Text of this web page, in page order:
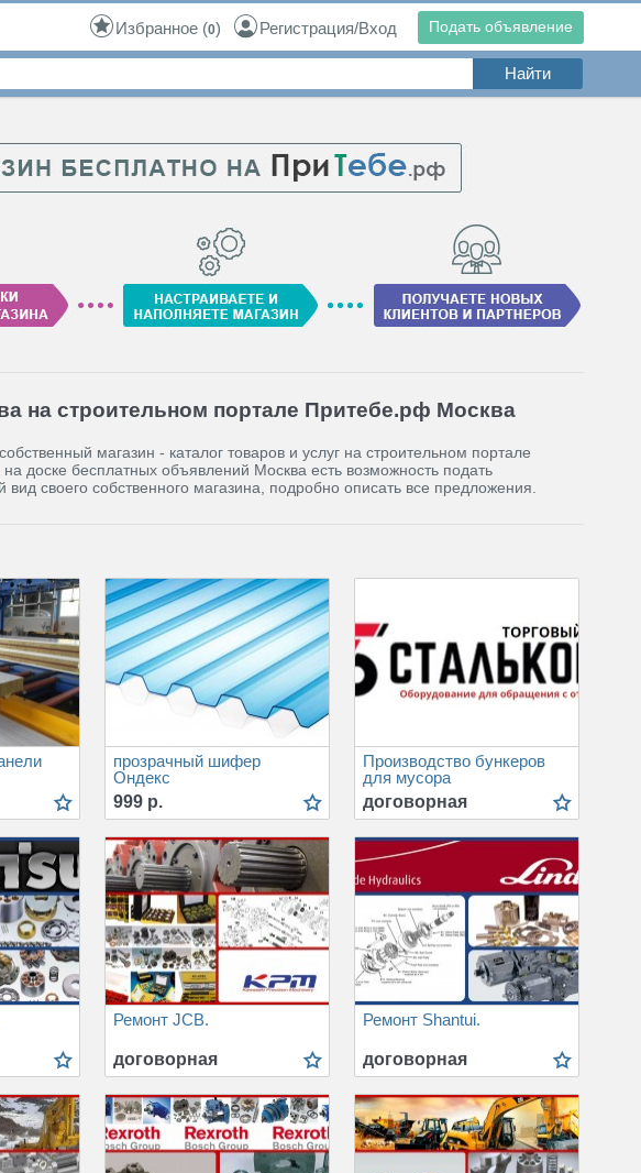
Избранное (0) Регистрация/Вход Подать объявление
на строительном портале Притебе.рф Москва
магазин - каталог товаров и услуг на строительном портале
доске бесплатных объявлений Москва есть возможность подать
своего собственного магазина, подробно описать все предложения.
прозрачный шифер
Ондекс
999 р.
Производство бункеров
для мусора
договорная
Ремонт JCB.
договорная
Ремонт Shantui.
договорная